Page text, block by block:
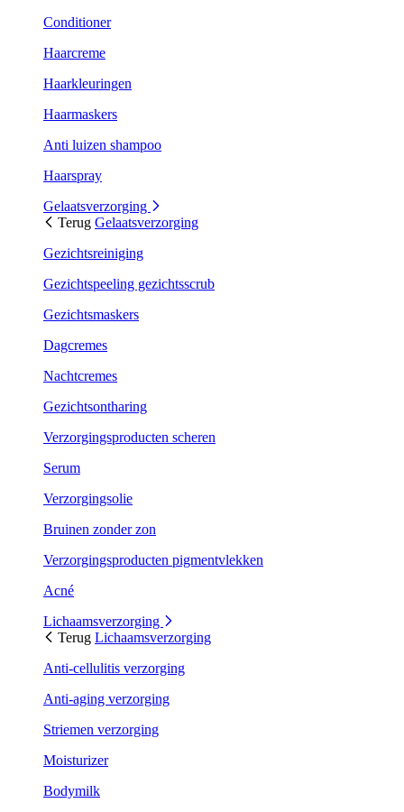
Conditioner
Haarcreme
Haarkleuringen
Haarmaskers
Anti luizen shampoo
Haarspray
Gelaatsverzorging
Terug Gelaatsverzorging
Gezichtsreiniging
Gezichtspeeling gezichtsscrub
Gezichtsmaskers
Dagcremes
Nachtcremes
Gezichtsontharing
Verzorgingsproducten scheren
Serum
Verzorgingsolie
Bruinen zonder zon
Verzorgingsproducten pigmentvlekken
Acné
Lichaamsverzorging
Terug Lichaamsverzorging
Anti-cellulitis verzorging
Anti-aging verzorging
Striemen verzorging
Moisturizer
Bodymilk